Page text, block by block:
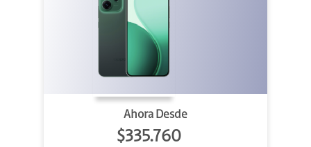
Ahora Desde
$335.760